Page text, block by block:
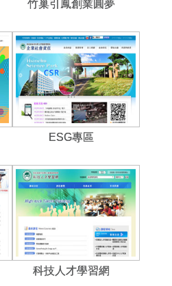
竹巢引鳳創業圓夢
ESG專區
科技人才學習網